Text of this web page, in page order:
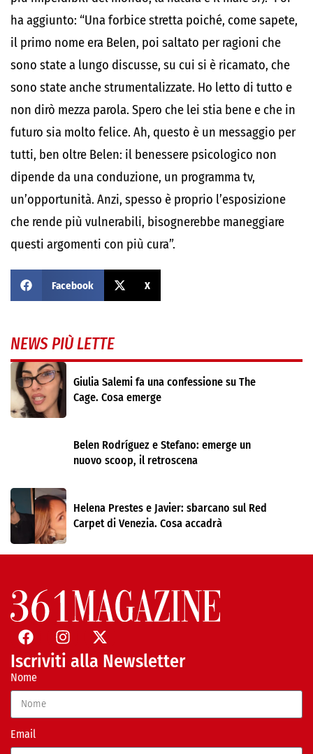
ha aggiunto: “Una forbice stretta poiché, come sapete,
il primo nome era Belen, poi saltato per ragioni che
sono state a lungo discusse, su cui si è ricamato, che
sono state anche strumentalizzate. Ho letto di tutto e
non dirò mezza parola. Spero che lei stia bene e che in
futuro sia molto felice. Ah, questo è un messaggio per
tutti, ben oltre Belen: il benessere psicologico non
dipende da una conduzione, un programma tv,
un’opportunità. Anzi, spesso è proprio l’esposizione
che rende più vulnerabili, bisognerebbe maneggiare
questi argomenti con più cura”.
Facebook X
NEWS PIÙ LETTE
Giulia Salemi fa una confessione su The
Cage. Cosa emerge
Belen Rodríguez e Stefano: emerge un
nuovo scoop, il retroscena
Helena Prestes e Javier: sbarcano sul Red
Carpet di Venezia. Cosa accadrà
Iscriviti alla Newsletter
Nome
Email